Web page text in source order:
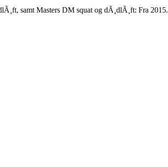
samt Masters DM squat og dÃ¸dlÃ¸ft: Fra 2015.